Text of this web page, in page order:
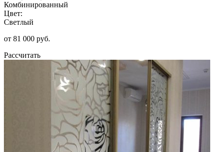
Комбинированный
Цвет:
Светлый
от 81 000 руб.
Рассчитать